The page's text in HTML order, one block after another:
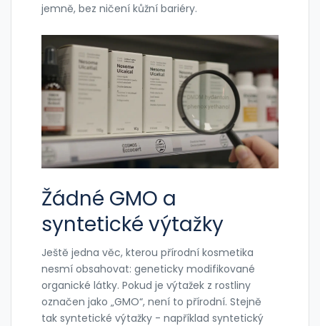
jemně, bez ničení kůžní bariéry.
Žádné GMO a
syntetické výtažky
Ještě jedna věc, kterou přírodní kosmetika
nesmí obsahovat: geneticky modifikované
organické látky. Pokud je výtažek z rostliny
označen jako „GMO“, není to přírodní. Stejně
tak syntetické výtažky - například syntetický